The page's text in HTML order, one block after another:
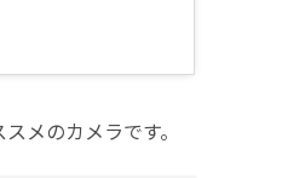
メのカメラです。